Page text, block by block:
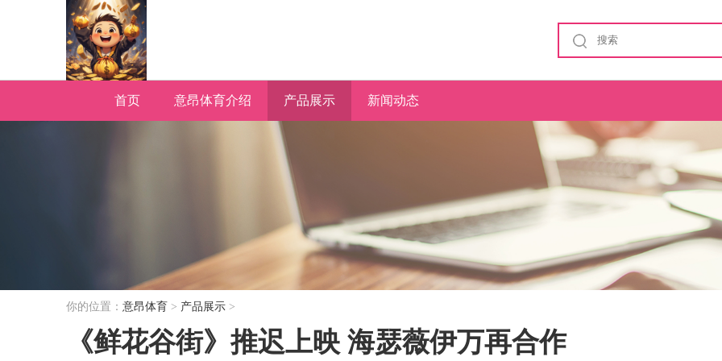
首页 意昂体育介绍 产品展示 新闻动态
你的位置： 意昂体育 > 产品展示 >
《鲜花谷街》推迟上映 海瑟薇伊万再合作